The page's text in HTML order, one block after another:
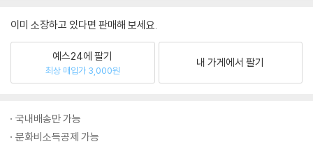
이미 소장하고 있다면 판매해 보세요.
예스24에 팔기
최상 매입가 3,000원
내 가게에서 팔기
국내배송만 가능
문화비소득공제 가능